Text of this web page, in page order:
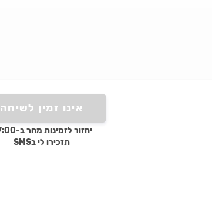
אינו זמין לשיחה
יחזור לזמינות מחר ב-07:00
תזכירו לי בSMS